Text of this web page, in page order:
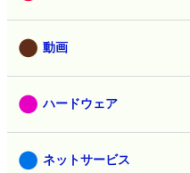
動画
ハードウェア
ネットサービス